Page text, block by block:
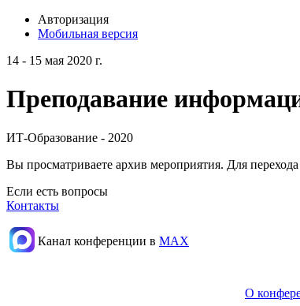
Авторизация
Мобильная версия
14 - 15 мая 2020 г.
Преподавание
ИТ-Образование - 2020
Вы просматриваете архив мероприятия. Для
Если есть вопросы
Контакты
Канал конференции в МАХ
О